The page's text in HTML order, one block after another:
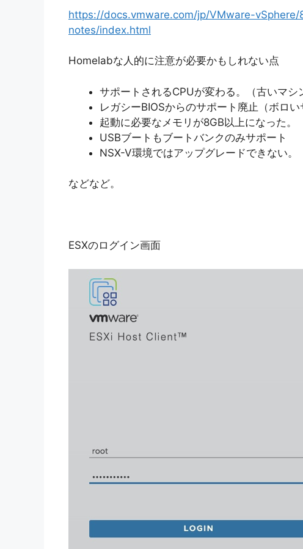
https://docs.vmware.com/jp/VMware-
notes/index.html
Homelabな人的に注意が必要かもしれない点
サポートされるCPUが変わる。（古いマシ
レガシーBIOSからのサポート廃止（ボロ
起動に必要なメモリが8GB以上になった。
USBブートもブートバンクのみサポート
NSX-V環境ではアップグレードできない。
などなど。
ESXのログイン画面